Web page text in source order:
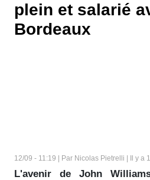
plein et salarié
Bordeaux
12/09 - 11:19 | Par Nicolas Pietrelli | Il y a
L'avenir de John